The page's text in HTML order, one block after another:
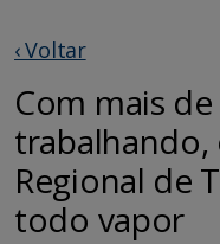
‹ Voltar
Com mais
Regional de
todo vapor